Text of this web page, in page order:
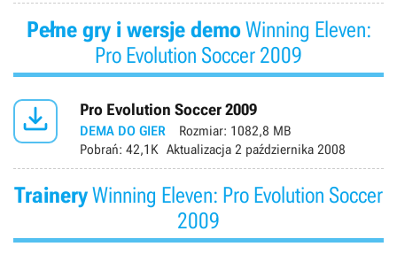
Pełne gry i wersje demoWinning Eleven:
Pro Evolution Soccer 2009
 Pro Evolution Soccer 2009
DEMA DO GIER Rozmiar: 1082,8 MB
Pobrań: 42,1K Aktualizacja 2 października 2008
TraineryWinning Eleven: Pro Evolution Soccer
2009